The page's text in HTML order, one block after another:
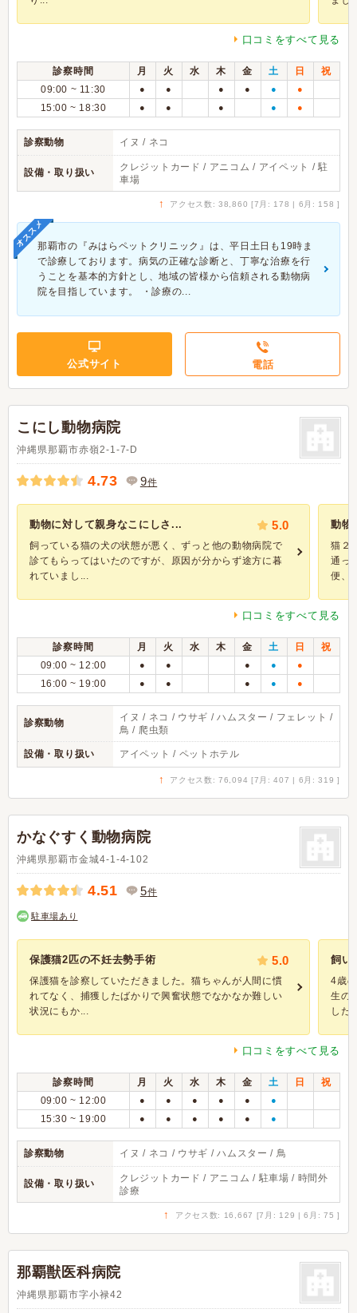
口コミをすべて見る
診察時間 月 火 水 木 金 土 日
祝
09:00 ~ 11:30
● ● ● ● ● ●
15:00 ~ 18:30 ● ● ● ● ●
診察動物 イヌ / ネコ
設備・取り扱い
クレジットカード / アニコム / アイペット / 駐
車場
↑ アクセス数: 38,860 [7月: 178 | 6月: 158 ]
オススメ那覇市の『みはらペットクリニック』は、平日土日も19時ま
で診療しております。病気の正確な診断と、丁寧な治療を行
うことを基本的方針とし、地域の皆様から信頼される動物病
院を目指しています。 ・診療の...
公式サイト 電話
こにし動物病院
沖縄県那覇市赤嶺2-1-7-D
4.73 9件
動物に対して親身なこにしさ... 5.0
飼っている猫の犬の状態が悪く、ずっと他の動物病院で
診てもらってはいたのですが、原因が分からず途方に暮
れていまし...
動物
猫２
通っ
便、
口コミをすべて見る
診察時間 月 火 水 木 金 土 日
祝
09:00 ~ 12:00
● ● ● ● ●
16:00 ~ 19:00 ● ● ● ● ●
診察動物
イヌ / ネコ / ウサギ / ハムスター / フェレット /
鳥 / 爬虫類
設備・取り扱い アイペット / ペットホテル
↑ アクセス数: 76,094 [7月: 407 | 6月: 319 ]
かなぐすく動物病院
沖縄県那覇市金城4-1-4-102
4.51 5件
駐車場あり
保護猫2匹の不妊去勢手術 5.0
保護猫を診察していただきました。猫ちゃんが人間に慣
れてなく、捕獲したばかりで興奮状態でなかなか難しい
状況にもか...
飼い
4歳
生の
した
口コミをすべて見る
診察時間 月 火 水 木 金 土 日
祝
09:00 ~ 12:00
● ● ● ● ● ●
15:30 ~ 19:00 ● ● ● ● ● ●
診察動物 イヌ / ネコ / ウサギ / ハムスター / 鳥
設備・取り扱い
クレジットカード / アニコム / 駐車場 / 時間外
診療
↑ アクセス数: 16,667 [7月: 129 | 6月: 75 ]
那覇獣医科病院
沖縄県那覇市字小禄42